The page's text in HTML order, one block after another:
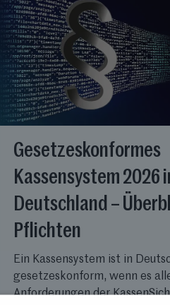
Gesetzeskonformes
Kassensystem 2026
Deutschland –
Pflichten
Ein Kassensystem ist in
gesetzeskonform, wenn es
Anforderungen der